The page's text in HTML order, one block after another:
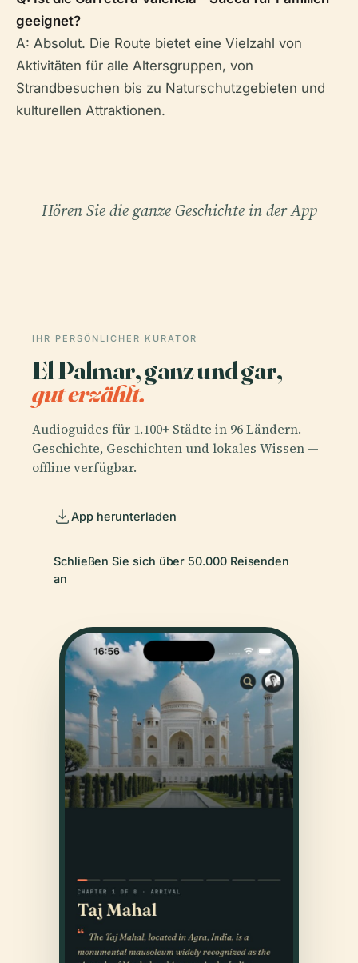
geeignet?
A: Absolut. Die Route bietet eine Vielzahl von
Aktivitäten für alle Altersgruppen, von
Strandbesuchen bis zu Naturschutzgebieten und
kulturellen Attraktionen.
Hören Sie die ganze Geschichte in der App
IHR PERSÖNLICHER KURATOR
El Palmar, ganz und gar,
gut erzählt.
Audioguides für 1.100+ Städte in 96 Ländern.
Geschichte, Geschichten und lokales Wissen —
offline verfügbar.
App herunterladen
Schließen Sie sich über 50.000 Reisenden
an